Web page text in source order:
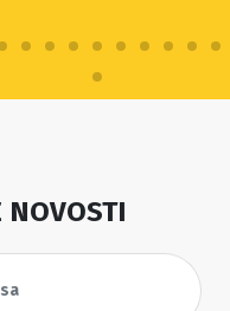
NOVOSTI